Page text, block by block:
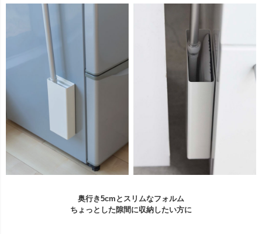
奥行き5cmとスリムなフォルム
ちょっとした隙間に収納したい方に